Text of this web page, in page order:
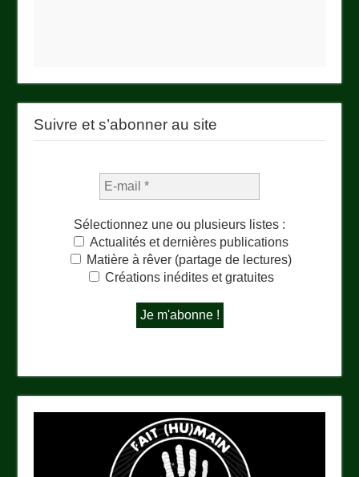
Suivre et s’abonner au site
Sélectionnez une ou plusieurs listes :
Actualités et dernières publications
Matière à rêver (partage de lectures)
Créations inédites et gratuites